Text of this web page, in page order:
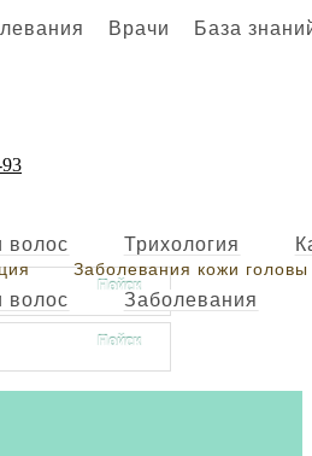
Врачи База
волос Трихология
волос Заболевания
Заболевания кожи головы